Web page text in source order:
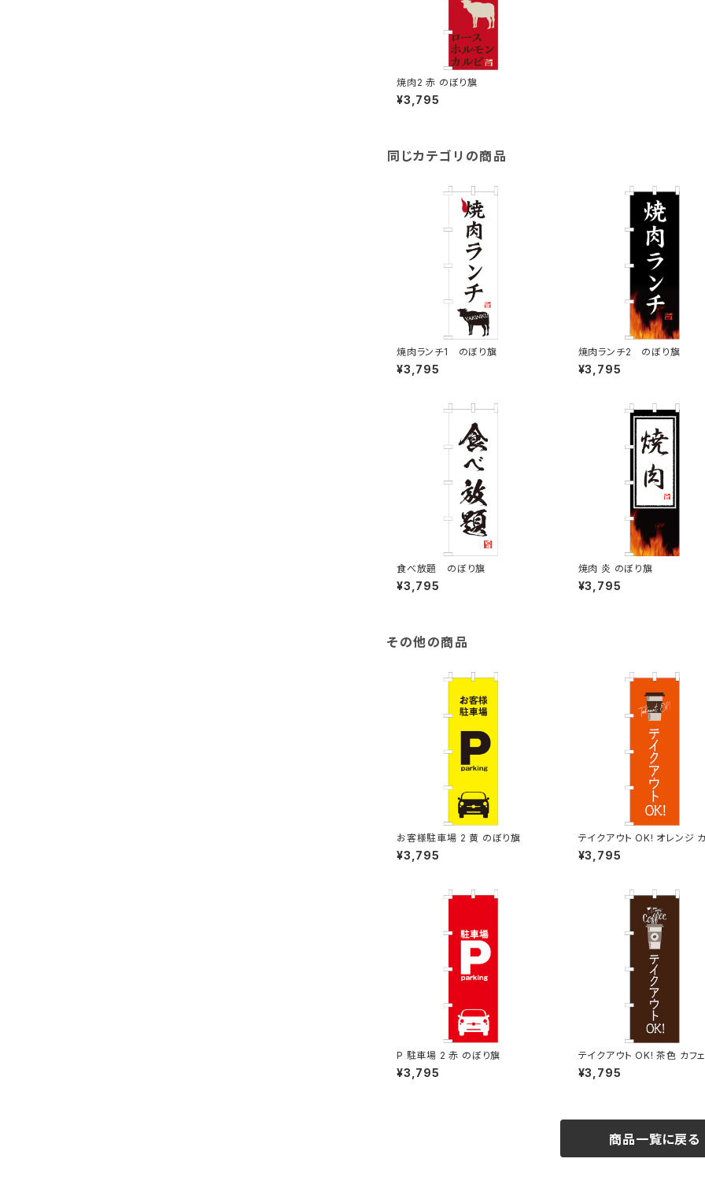
焼肉2 赤 のぼり旗
¥3,795
同じカテゴリの商品
焼肉ランチ1 のぼり旗
¥3,795
焼肉ランチ2 のぼり旗
¥3,795
食べ放題 のぼり旗
¥3,795
焼肉 炎 のぼり旗
¥3,795
その他の商品
お客様駐車場 2 黄 のぼり旗
¥3,795
テイクアウト OK! オレンジ
コーヒー 2 のぼり旗
¥3,795
P 駐車場 2 赤 のぼり旗
¥3,795
テイクアウト OK! 茶色 カフ
ヒー のぼり旗
¥3,795
商品一覧に戻る